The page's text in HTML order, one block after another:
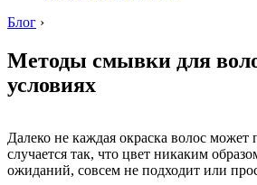
Блог ›
Методы смывки для
условиях
Далеко не каждая окраска волос может
случается так, что цвет никаким
ожиданий, совсем не подходит или